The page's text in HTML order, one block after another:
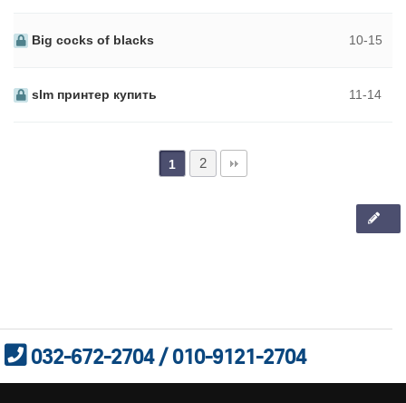
Big cocks of blacks 10-15
slm принтер купить 11-14
1 2
032-672-2704 / 010-9121-2704